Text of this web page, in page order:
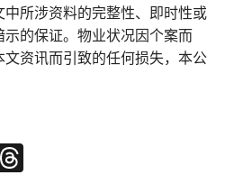
所涉资料的完整性、即时性或
的保证。物业状况因个案而
资讯而引致的任何损失，本公
LinkedIn